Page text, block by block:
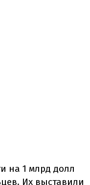
на 1 млрд долл
Их выставили